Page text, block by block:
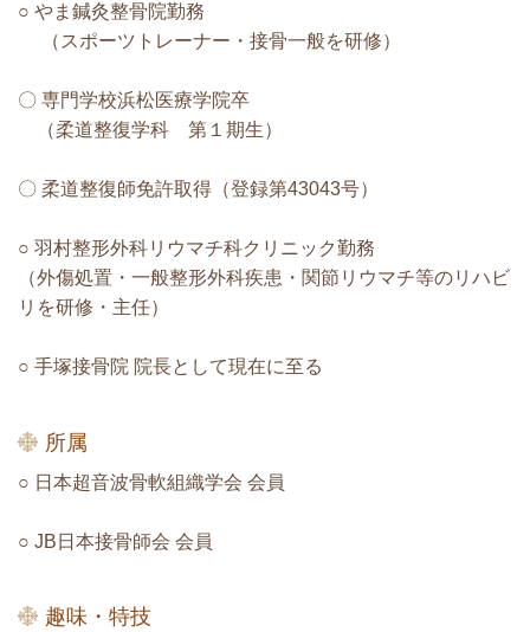
○ やま鍼灸整骨院勤務
（ スポーツトレーナー・接骨一般を研修）
〇 専門学校浜松医療学院卒
（柔道整復学科 第１期生）
〇 柔道整復師免許取得（登録第43043号）
○ 羽村整形外科リウマチ科クリニック勤務
（外傷処置・一般整形外科疾患・関節リウマチ等のリハビ
リを研修・主任）
○ 手塚接骨院 院長として現在に至る
所属
○ 日本超音波骨軟組織学会 会員
○ JB日本接骨師会 会員
趣味・特技